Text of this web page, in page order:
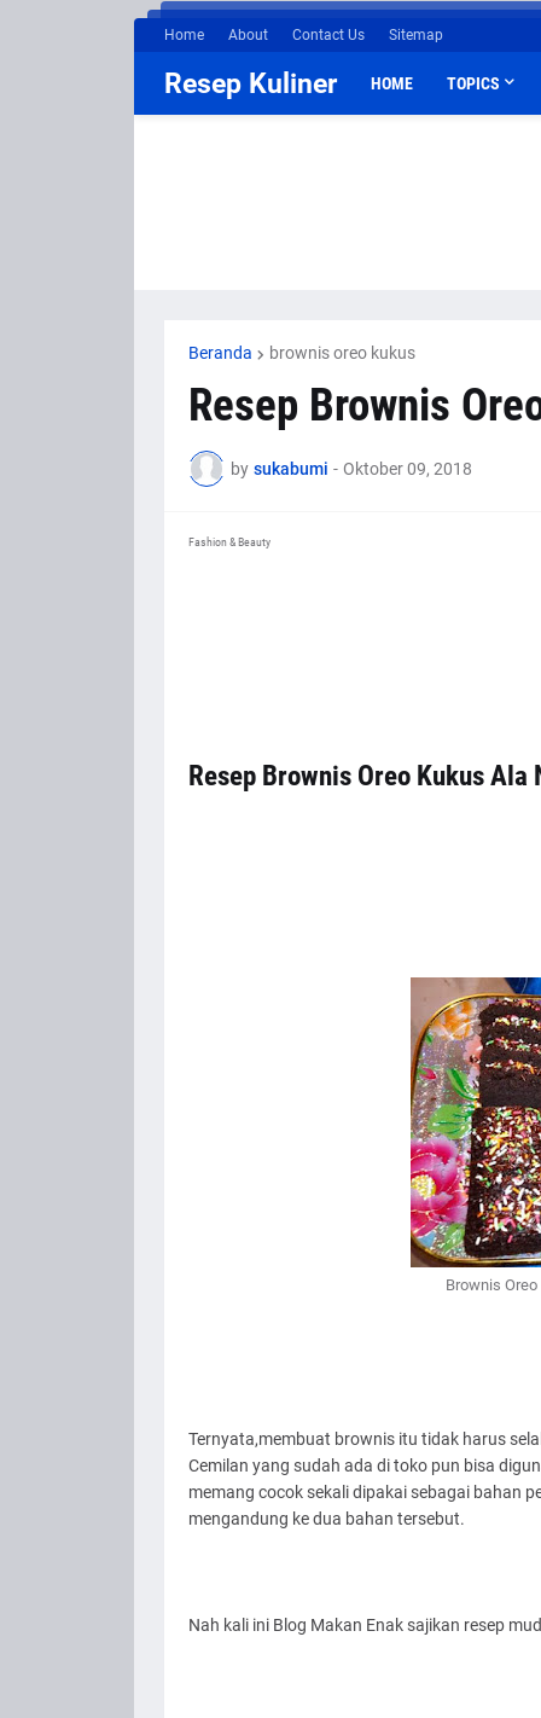
Home About Contact Us Sitemap
Resep Kuliner HOME TOPICS
Beranda brownis oreo kukus
Resep Brownis
by sukabumi - Oktober 09, 2018
Fashion & Beauty
Resep Brownis Oreo Kukus
Brownis
Ternyata,membuat brownis itu tidak harus
Cemilan yang sudah ada di toko pun bisa
memang cocok sekali dipakai sebagai bahan
mengandung ke dua bahan tersebut.
Nah kali ini Blog Makan Enak sajikan resep